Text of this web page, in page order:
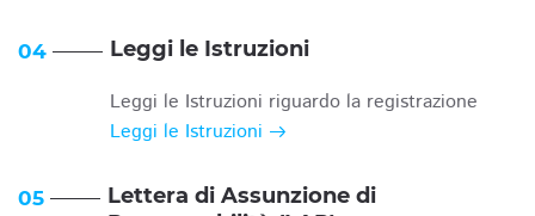
04 Leggi le Istruzioni
Leggi le Istruzioni riguardo la registrazione
Leggi le Istruzioni
05
Lettera di Assunzione di